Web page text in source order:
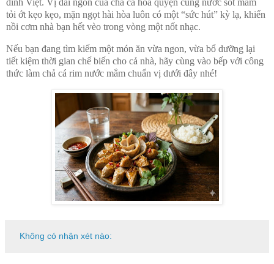
tỏi ớt kẹo kẹo, mặn ngọt hài hòa luôn có một “sức hút” kỳ lạ, khiến
nồi cơm nhà bạn hết vèo trong vòng một nốt nhạc.
Nếu bạn đang tìm kiếm một món ăn vừa ngon, vừa bổ dưỡng lại
tiết kiệm thời gian chế biến cho cả nhà, hãy cùng vào bếp với công
thức làm chả cá rim nước mắm chuẩn vị dưới đây nhé!
Không có nhận xét nào: